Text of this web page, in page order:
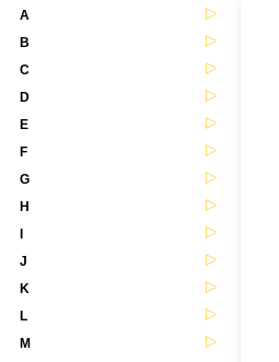
A
B
C
D
E
F
G
H
J
K
L
M